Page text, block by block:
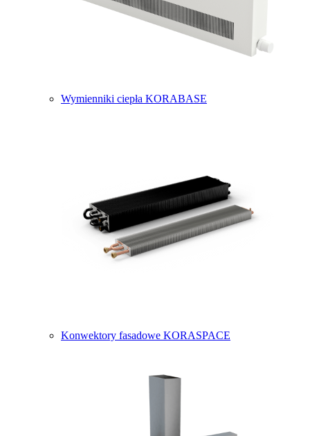
Wymienniki ciepła KORABASE
Konwektory fasadowe KORASPACE